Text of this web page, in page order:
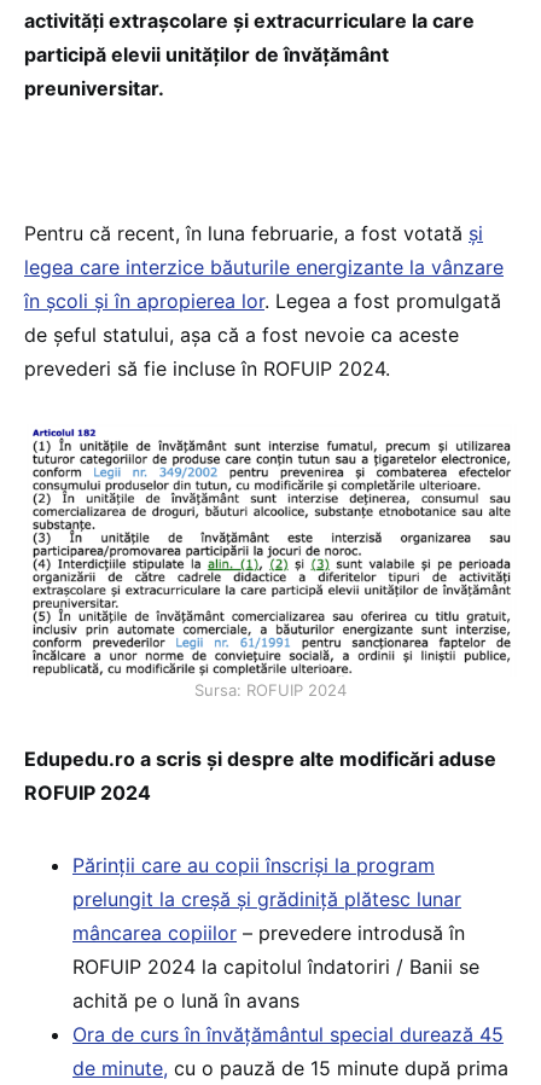
activități extrașcolare și extracurriculare la care
participă elevii unităților de învățământ
preuniversitar.
Pentru că recent, în luna februarie, a fost votată și
legea care interzice băuturile energizante la vânzare
în școli și în apropierea lor. Legea a fost promulgată
de șeful statului, așa că a fost nevoie ca aceste
prevederi să fie incluse în ROFUIP 2024.
Sursa: ROFUIP 2024
Edupedu.ro a scris și despre alte modificări aduse
ROFUIP 2024
Părinții care au copii înscriși la program
prelungit la creșă și grădiniță plătesc lunar
mâncarea copiilor – prevedere introdusă în
ROFUIP 2024 la capitolul îndatoriri / Banii se
achită pe o lună în avans
Ora de curs în învățământul special durează 45
de minute, cu o pauză de 15 minute după prima